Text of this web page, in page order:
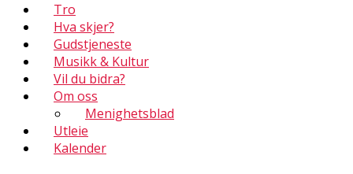
Tro
Hva skjer?
Gudstjeneste
Musikk & Kultur
Vil du bidra?
Om oss
Menighetsblad
Utleie
Kalender